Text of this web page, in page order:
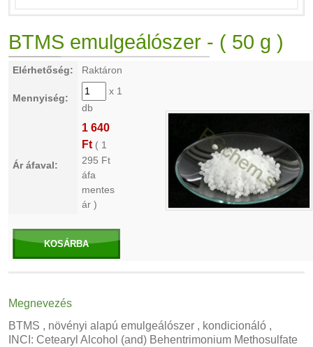
BTMS emulgeálószer - ( 50 g )
Elérhetőség: Raktáron
Mennyiség:
x 1
db
Ár áfaval:
1 640
Ft ( 1
295 Ft
áfa
mentes
ár )
KOSÁRBA
Megnevezés
BTMS , növényi alapú emulgeálószer , kondicionáló ,
INCI: Cetearyl Alcohol (and) Behentrimonium Methosulfate